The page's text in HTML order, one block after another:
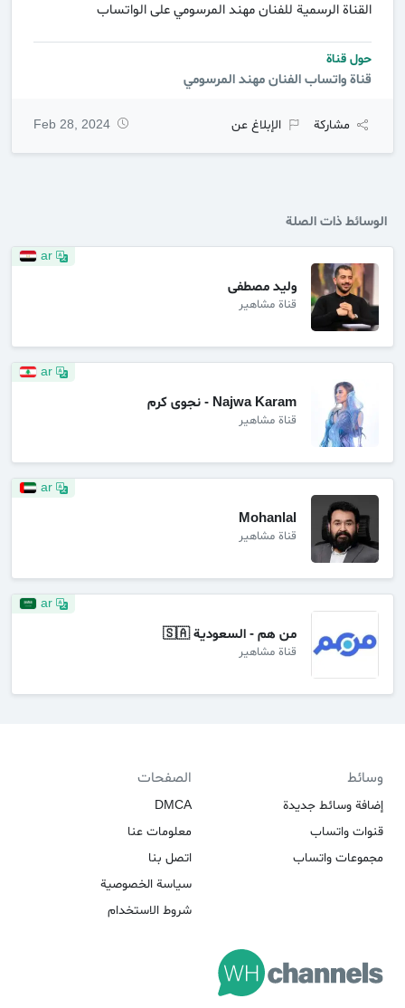
القناة الرسمية للفنان مهند المرسومي على الواتساب
حول قناة
قناة واتساب الفنان مهند المرسومي
مشاركة الإبلاغ عن Feb 28, 2024
الوسائط ذات الصلة
وليد مصطفى
قناة مشاهير
Najwa Karam - نجوى كرم
قناة مشاهير
Mohanlal
قناة مشاهير
من هم - السعودية 🇸🇦
قناة مشاهير
وسائط
إضافة وسائط جديدة
قنوات واتساب
مجموعات واتساب
الصفحات
DMCA
معلومات عنا
اتصل بنا
سياسة الخصوصية
شروط الاستخدام